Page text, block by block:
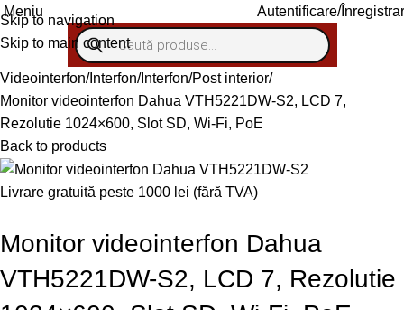
Skip to navigation
Skip to main content
Meniu Autentificare/
Videointerfon/Interfon Interfon Post interior
Monitor videointerfon Dahua VTH5221DW-S2, LCD 7,
Rezolutie 1024×600, Slot SD, Wi-Fi, PoE
Back to products
Livrare gratuită peste 1000 lei (fără TVA)
Monitor videointerfon Dahua
VTH5221DW-S2, LCD 7, Rezolutie